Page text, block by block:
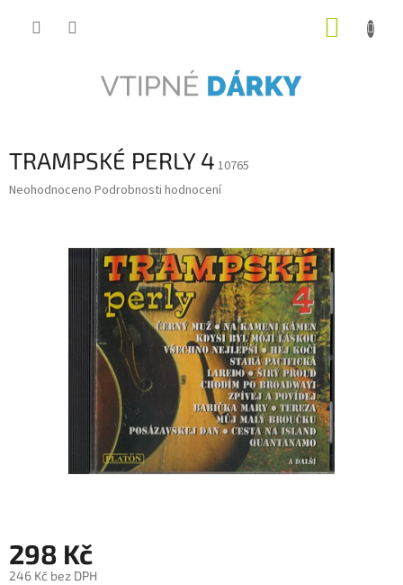
TRAMPSKÉ PERLY 4 10765
Průměrné
Neohodnoceno Podrobnosti hodnocení
298 Kč
246 Kč bez DPH